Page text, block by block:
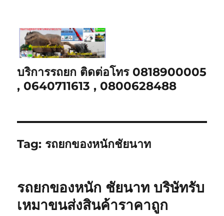
บริการรถยก ติดต่อโทร 0818900005
, 0640711613 , 0800628488
Tag: รถยกของหนักชัยนาท
รถยกของหนัก ชัยนาท บริษัทรับ
เหมาขนส่งสินค้าราคาถูก